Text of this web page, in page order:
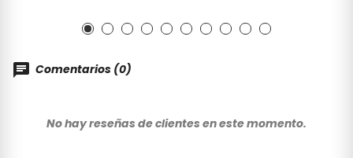
Comentarios (0)
No hay reseñas de clientes en este momento.